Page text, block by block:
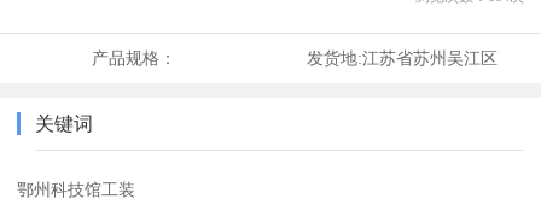
产品规格： 发货地:江苏省苏州吴江区
关键词
鄂州科技馆工装